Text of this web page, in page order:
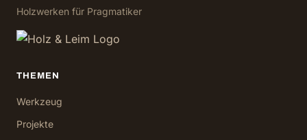
Holzwerken für Pragmatiker
THEMEN
Werkzeug
Projekte